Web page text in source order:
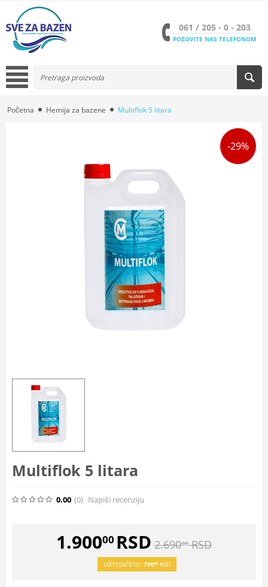
061 / 205 - 0 - 203
POZOVITE NAS TELEFONOM
Početna Hemija za bazene Multiflok 5 litara
-29%
Multiflok 5 litara
0.00 (0) Napiši recenziju
1.90000 RSD 2.69000 RSD
UŠTEDIĆETE: 79000RSD